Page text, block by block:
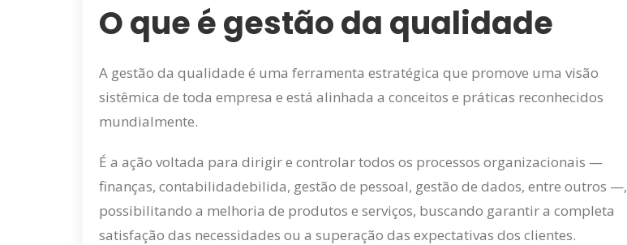
O que é gestão da qualidade
A gestão da qualidade é uma ferramenta estratégica que promove uma visão
sistêmica de toda empresa e está alinhada a conceitos e práticas reconhecidos
mundialmente.
É a ação voltada para dirigir e controlar todos os processos organizacionais —
finanças, contabilidadebilida, gestão de pessoal, gestão de dados, entre outros —,
possibilitando a melhoria de produtos e serviços, buscando garantir a completa
satisfação das necessidades ou a superação das expectativas dos clientes.